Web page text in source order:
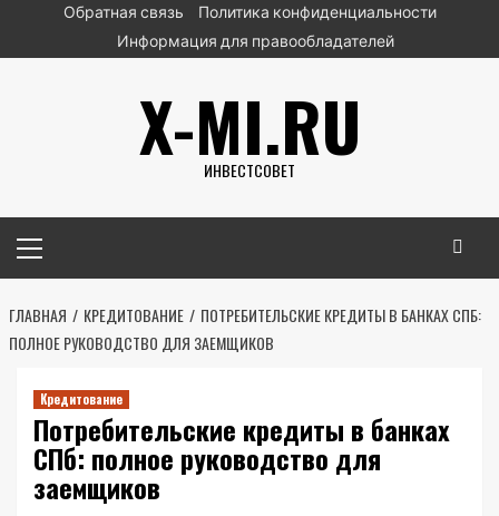
ПерейтиОбратная связь
Политика конфиденциальности
Информация для правообладателей
X-MI.RU
ИНВЕСТСОВЕТ
меню
ГЛАВНАЯ КРЕДИТОВАНИЕ
ПОТРЕБИТЕЛЬСКИЕ КРЕДИТЫ В БАНКАХ СПБ:
ПОЛНОЕ РУКОВОДСТВО ДЛЯ ЗАЕМЩИКОВ
Кредитование
Потребительские кредиты в банках
СПб: полное руководство для
заемщиков